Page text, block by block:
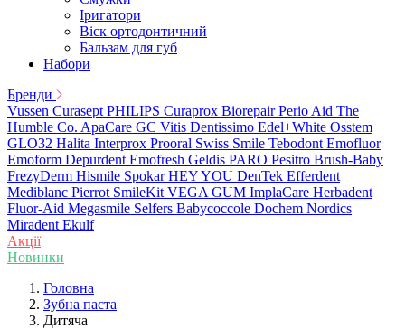
Іригатори
Віск ортодонтичний
Бальзам для губ
Набори
Бренди
Vussen Curasept PHILIPS Curaprox Biorepair Perio Aid The
Humble Co. ApaCare GC Vitis Dentissimo Edel+White Osstem
GLO32 Halita Interprox Prooral Swiss Smile Tebodont Emofluor
Emoform Depurdent Emofresh Geldis PARO Pesitro Brush-Baby
FrezyDerm Hismile Spokar HEY YOU DenTek Efferdent
Mediblanc Pierrot SmileKit VEGA GUM ImplaCare Herbadent
Fluor-Aid Megasmile Selfers Babycoccole Dochem Nordics
Miradent Ekulf
Акції
Новинки
Головна
Зубна паста
Дитяча